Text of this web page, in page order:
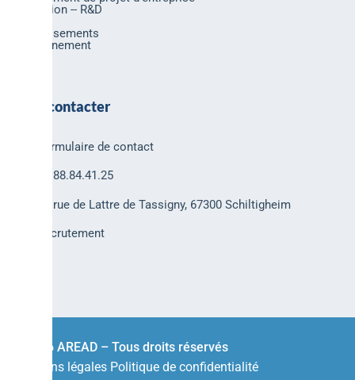
Innovation -- R&D
Investissements
Environnement
Nous contacter
Formulaire de contact
03.88.84.41.25
30 rue de Lattre de Tassigny, 67300 Schiltigheim
Recrutement
© 2026 AREAD – Tous droits réservés
Mentions légales Politique de confidentialité